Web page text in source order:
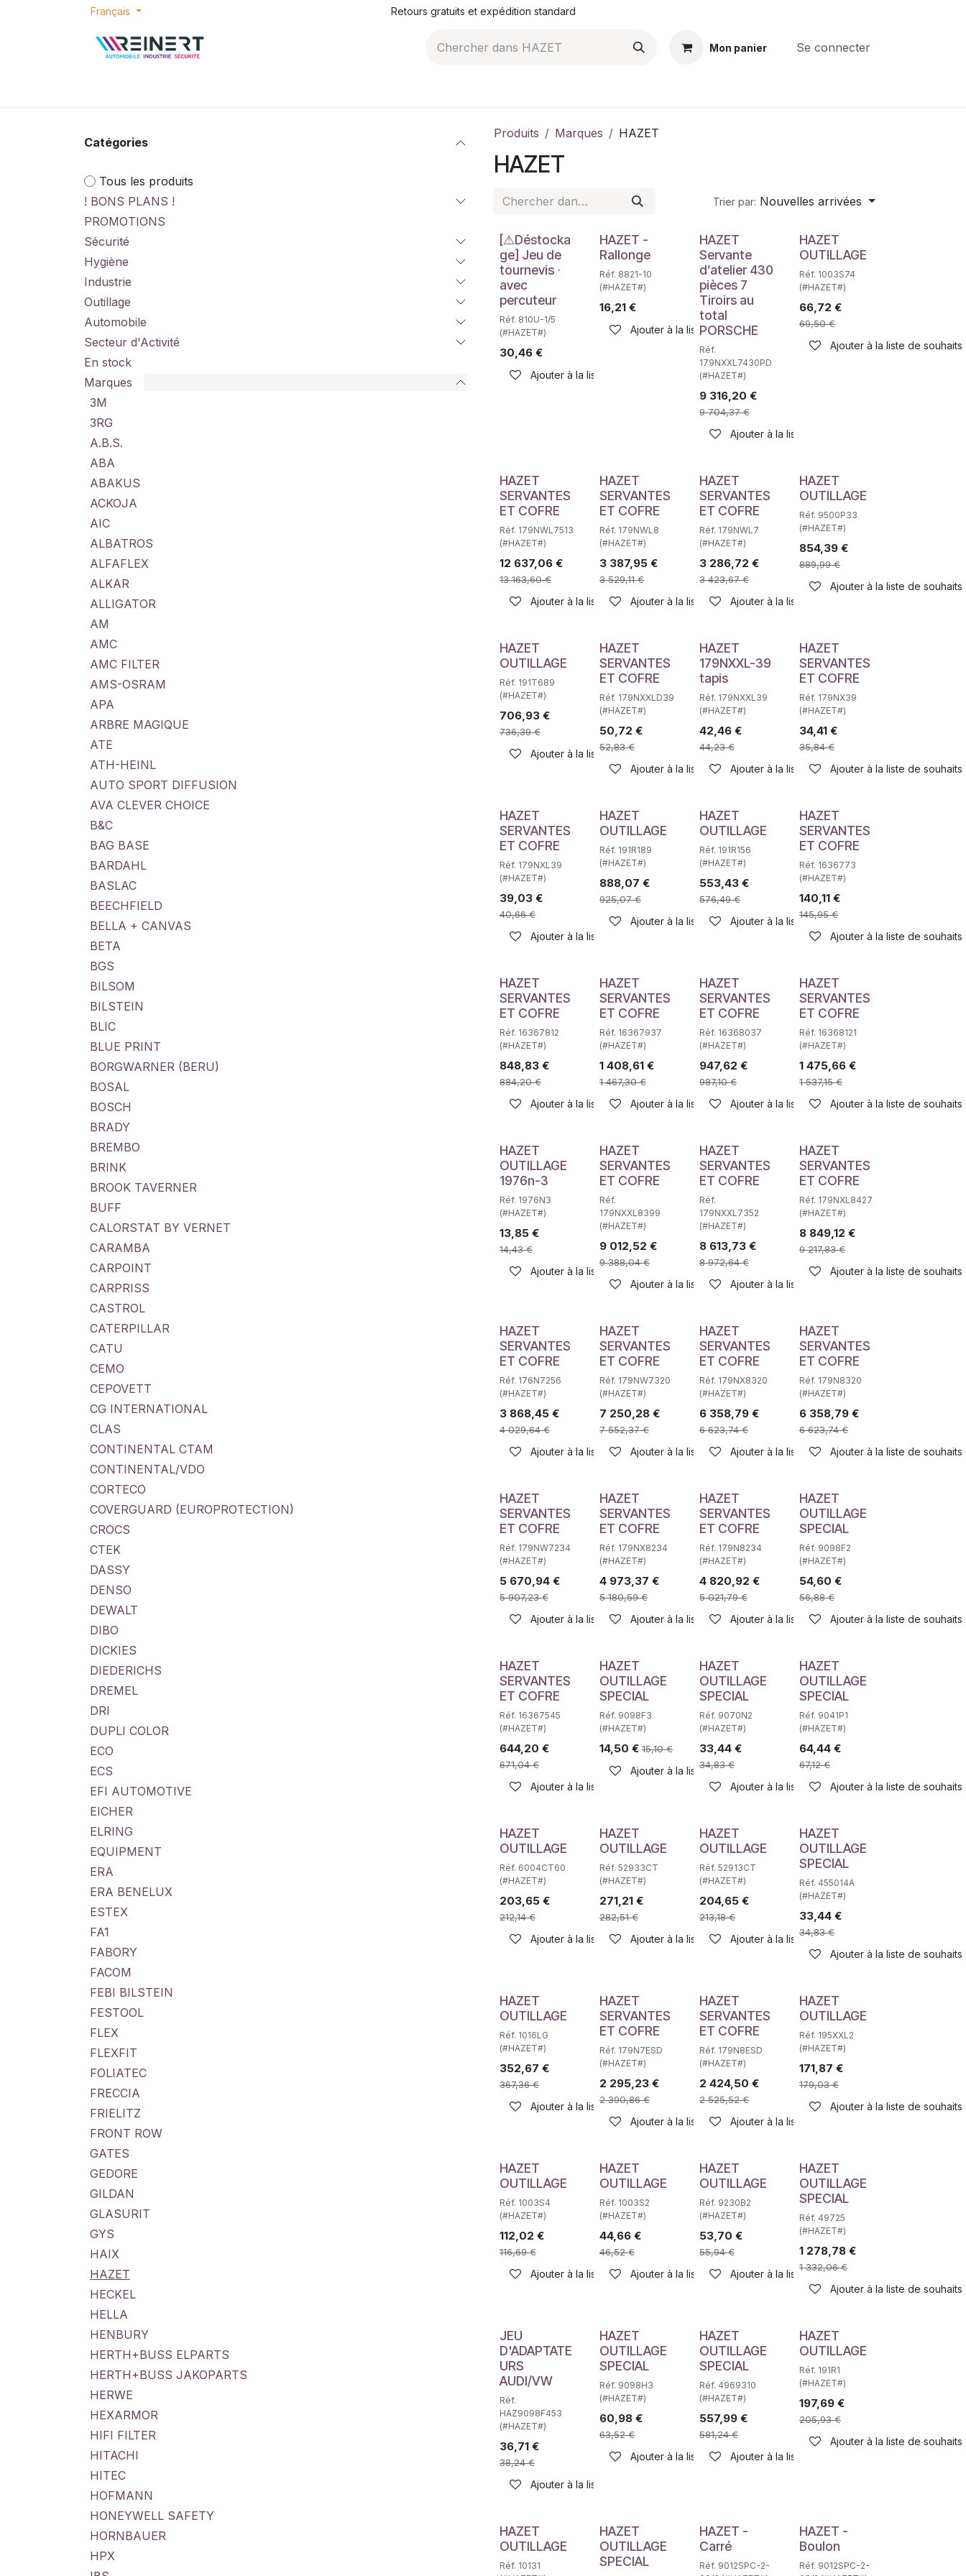
Se rendre au contenu
Français Retours gratuits et expédition standard
Mon panier Se connecter
Catégories
Tous les produits
! BONS PLANS !
PROMOTIONS
Sécurité
Hygiène
Industrie
Outillage
Automobile
Secteur d'Activité
En stock
Marques
3M
3RG
A.B.S.
ABA
ABAKUS
ACKOJA
AIC
ALBATROS
ALFAFLEX
ALKAR
ALLIGATOR
AM
AMC
AMC FILTER
AMS-OSRAM
APA
ARBRE MAGIQUE
ATE
ATH-HEINL
AUTO SPORT DIFFUSION
AVA CLEVER CHOICE
B&C
BAG BASE
BARDAHL
BASLAC
BEECHFIELD
BELLA + CANVAS
BETA
BGS
BILSOM
BILSTEIN
BLIC
BLUE PRINT
BORGWARNER (BERU)
BOSAL
BOSCH
BRADY
BREMBO
BRINK
BROOK TAVERNER
BUFF
CALORSTAT BY VERNET
CARAMBA
CARPOINT
CARPRISS
CASTROL
CATERPILLAR
CATU
CEMO
CEPOVETT
CG INTERNATIONAL
CLAS
CONTINENTAL CTAM
CONTINENTAL/VDO
CORTECO
COVERGUARD (EUROPROTECTION)
CROCS
CTEK
DASSY
DENSO
DEWALT
DIBO
DICKIES
DIEDERICHS
DREMEL
DRI
DUPLI COLOR
ECO
ECS
EFI AUTOMOTIVE
EICHER
ELRING
EQUIPMENT
ERA
ERA BENELUX
ESTEX
FA1
FABORY
FACOM
FEBI BILSTEIN
FESTOOL
FLEX
FLEXFIT
FOLIATEC
FRECCIA
FRIELITZ
FRONT ROW
GATES
GEDORE
GILDAN
GLASURIT
GYS
HAIX
HAZET
HECKEL
HELLA
HENBURY
HERTH+BUSS ELPARTS
HERTH+BUSS JAKOPARTS
HERWE
HEXARMOR
HIFI FILTER
HITACHI
HITEC
HOFMANN
HONEYWELL SAFETY
HORNBAUER
HPX
Produits Marques HAZET
HAZET
Trier par: Nouvelles arrivées
Déstockage
[⚠Déstocka
ge] Jeu de
tournevis ∙
avec
percuteur
Réf. 810U-1/5
(#HAZET#)
30,46 €
Ajouter à la liste de souhaits
Déstockage
HAZET -
Rallonge
Réf. 8821-10
(#HAZET#)
16,21€
Ajouter à la liste de souhaits
HAZET
Servante
d’atelier 430
pièces 7
Tiroirs au
total
PORSCHE
Réf.
179NXXL7430PD
(#HAZET#)
9 316,20 €
9 704,37€
Ajouter à la liste de souhaits
HAZET
OUTILLAGE
Réf. 1003S74
(#HAZET#)
66,72 €
69,50€
Ajouter à la liste de souhaits
HAZET
SERVANTES
ET COFRE
Réf. 179NWL7513
(#HAZET#)
12 637,06 €
13 163,60€
Ajouter à la liste de souhaits
HAZET
SERVANTES
ET COFRE
Réf. 179NWL8
(#HAZET#)
3 387,95€
3 529,11€
Ajouter à la liste de souhaits
HAZET
SERVANTES
ET COFRE
Réf. 179NWL7
(#HAZET#)
3 286,72 €
3 423,67€
Ajouter à la liste de souhaits
HAZET
OUTILLAGE
Réf. 9500P33
(#HAZET#)
854,39€
889,99€
Ajouter à la liste de souhaits
HAZET
OUTILLAGE
Réf. 191T689
(#HAZET#)
706,93 €
736,39€
Ajouter à la liste de souhaits
HAZET
SERVANTES
ET COFRE
Réf. 179NXXLD39
(#HAZET#)
50,72 €
52,83€
Ajouter à la liste de souhaits
HAZET
179NXXL-39
tapis
Réf. 179NXXL39
(#HAZET#)
42,46€
44,23€
Ajouter à la liste de souhaits
HAZET
SERVANTES
ET COFRE
Réf. 179NX39
(#HAZET#)
34,41€
35,84€
Ajouter à la liste de souhaits
HAZET
SERVANTES
ET COFRE
Réf. 179NXL39
(#HAZET#)
39,03 €
40,66€
Ajouter à la liste de souhaits
HAZET
OUTILLAGE
Réf. 191R189
(#HAZET#)
888,07 €
925,07€
Ajouter à la liste de souhaits
HAZET
OUTILLAGE
Réf. 191R156
(#HAZET#)
553,43€
576,49€
Ajouter à la liste de souhaits
HAZET
SERVANTES
ET COFRE
Réf. 1636773
(#HAZET#)
140,11€
145,95€
Ajouter à la liste de souhaits
HAZET
SERVANTES
ET COFRE
Réf. 16367812
(#HAZET#)
848,83 €
884,20€
Ajouter à la liste de souhaits
HAZET
SERVANTES
ET COFRE
Réf. 16367937
(#HAZET#)
1 408,61€
1 467,30€
Ajouter à la liste de souhaits
HAZET
SERVANTES
ET COFRE
Réf. 16368037
(#HAZET#)
947,62 €
987,10€
Ajouter à la liste de souhaits
HAZET
SERVANTES
ET COFRE
Réf. 16368121
(#HAZET#)
1 475,66€
1 537,15€
Ajouter à la liste de souhaits
HAZET
OUTILLAGE
1976n-3
Réf. 1976N3
(#HAZET#)
13,85 €
14,43€
Ajouter à la liste de souhaits
HAZET
SERVANTES
ET COFRE
Réf.
179NXXL8399
(#HAZET#)
9 012,52 €
9 388,04€
Ajouter à la liste de souhaits
HAZET
SERVANTES
ET COFRE
Réf.
179NXXL7352
(#HAZET#)
8 613,73€
8 972,64€
Ajouter à la liste de souhaits
HAZET
SERVANTES
ET COFRE
Réf. 179NXL8427
(#HAZET#)
8 849,12 €
9 217,83€
Ajouter à la liste de souhaits
HAZET
SERVANTES
ET COFRE
Réf. 176N7256
(#HAZET#)
3 868,45 €
4 029,64€
Ajouter à la liste de souhaits
HAZET
SERVANTES
ET COFRE
Réf. 179NW7320
(#HAZET#)
7 250,28€
7 552,37€
Ajouter à la liste de souhaits
HAZET
SERVANTES
ET COFRE
Réf. 179NX8320
(#HAZET#)
6 358,79€
6 623,74€
Ajouter à la liste de souhaits
HAZET
SERVANTES
ET COFRE
Réf. 179N8320
(#HAZET#)
6 358,79€
6 623,74€
Ajouter à la liste de souhaits
HAZET
SERVANTES
ET COFRE
Réf. 179NW7234
(#HAZET#)
5 670,94 €
5 907,23€
Ajouter à la liste de souhaits
HAZET
SERVANTES
ET COFRE
Réf. 179NX8234
(#HAZET#)
4 973,37 €
5 180,59€
Ajouter à la liste de souhaits
HAZET
SERVANTES
ET COFRE
Réf. 179N8234
(#HAZET#)
4 820,92 €
5 021,79€
Ajouter à la liste de souhaits
HAZET
OUTILLAGE
SPECIAL
Réf. 9098F2
(#HAZET#)
54,60 €
56,88€
Ajouter à la liste de souhaits
HAZET
SERVANTES
ET COFRE
Réf. 16367545
(#HAZET#)
644,20 €
671,04€
Ajouter à la liste de souhaits
HAZET
OUTILLAGE
SPECIAL
Réf. 9098F3
(#HAZET#)
14,50 € 15,10€
Ajouter à la liste de souhaits
HAZET
OUTILLAGE
SPECIAL
Réf. 9070N2
(#HAZET#)
33,44€
34,83€
Ajouter à la liste de souhaits
HAZET
OUTILLAGE
SPECIAL
Réf. 9041P1
(#HAZET#)
64,44€
67,12€
Ajouter à la liste de souhaits
HAZET
OUTILLAGE
Réf. 6004CT60
(#HAZET#)
203,65 €
212,14€
Ajouter à la liste de souhaits
HAZET
OUTILLAGE
Réf. 52933CT
(#HAZET#)
271,21€
282,51€
Ajouter à la liste de souhaits
HAZET
OUTILLAGE
Réf. 52913CT
(#HAZET#)
204,65€
213,18€
Ajouter à la liste de souhaits
HAZET
OUTILLAGE
SPECIAL
Réf. 455014A
(#HAZET#)
33,44€
34,83€
Ajouter à la liste de souhaits
HAZET
OUTILLAGE
Réf. 1016LG
(#HAZET#)
352,67 €
367,36€
Ajouter à la liste de souhaits
HAZET
SERVANTES
ET COFRE
Réf. 179N7ESD
(#HAZET#)
2 295,23€
2 390,86€
Ajouter à la liste de souhaits
HAZET
SERVANTES
ET COFRE
Réf. 179N8ESD
(#HAZET#)
2 424,50 €
2 525,52€
Ajouter à la liste de souhaits
HAZET
OUTILLAGE
Réf. 195XXL2
(#HAZET#)
171,87 €
179,03€
Ajouter à la liste de souhaits
HAZET
OUTILLAGE
Réf. 1003S4
(#HAZET#)
112,02 €
116,69€
Ajouter à la liste de souhaits
HAZET
OUTILLAGE
Réf. 1003S2
(#HAZET#)
44,66€
46,52€
Ajouter à la liste de souhaits
HAZET
OUTILLAGE
Réf. 9230B2
(#HAZET#)
53,70 €
55,94€
Ajouter à la liste de souhaits
HAZET
OUTILLAGE
SPECIAL
Réf. 49725
(#HAZET#)
1 278,78€
1 332,06€
Ajouter à la liste de souhaits
JEU
D'ADAPTATE
URS
AUDI/VW
Réf.
HAZ9098F453
(#HAZET#)
36,71 €
38,24€
Ajouter à la liste de souhaits
HAZET
OUTILLAGE
SPECIAL
Réf. 9098H3
(#HAZET#)
60,98€
63,52€
Ajouter à la liste de souhaits
HAZET
OUTILLAGE
SPECIAL
Réf. 4969310
(#HAZET#)
557,99€
581,24€
Ajouter à la liste de souhaits
HAZET
OUTILLAGE
Réf. 191R1
(#HAZET#)
197,69€
205,93€
Ajouter à la liste de souhaits
HAZET
OUTILLAGE
Réf. 10131
HAZET
OUTILLAGE
SPECIAL
HAZET -
Carré
Réf. 9012SPC-2-
HAZET -
Boulon
Réf. 9012SPC-2-